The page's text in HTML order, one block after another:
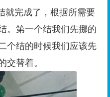
就完成了，根据所需要
。第一个结我们先挪的
个结的时候我们应该先
交替着。